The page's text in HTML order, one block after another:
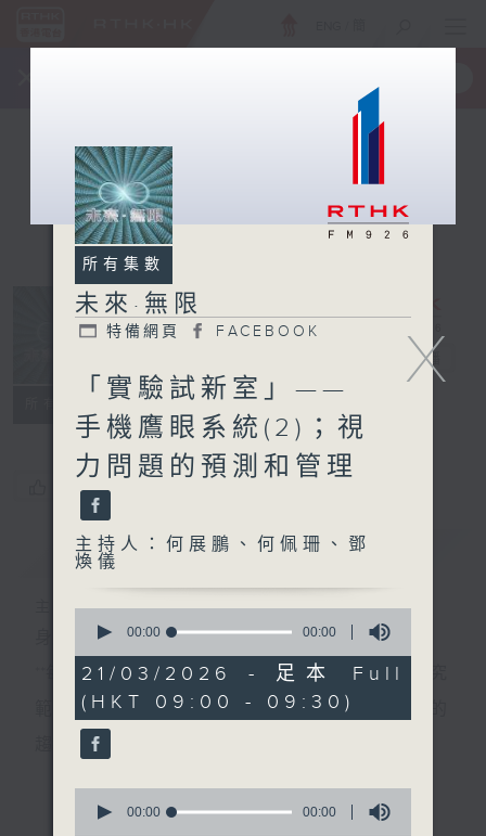
電台直播
特備網頁 FACEBOOK
您喜歡這個節目嗎?
簡介 GIST
主持人：何展鵬、何佩珊、鄧煥儀
身處世界關鍵的轉折，需要眼界和知識。
**每個星期六，我們會邀請一位科學家，介紹在其研究
範疇內一個正在影響世界未來發展、我們不可不知的
趨勢，以專業和視野來培養具前瞻的預測與洞察力。
何應用於日常生活，透過研發者介紹、配合現場實
X
所有集數
未來·無限
特備網頁 FACEBOOK
「實驗試新室」——
手機鷹眼系統(2)；視
力問題的預測和管理
主持人：何展鵬、何佩珊、鄧
煥儀
seconds
0
seconds
00:00 00:00
21/03/2026 - 足本 Full
(HKT 09:00 - 09:30)
seconds
00:00 00:00